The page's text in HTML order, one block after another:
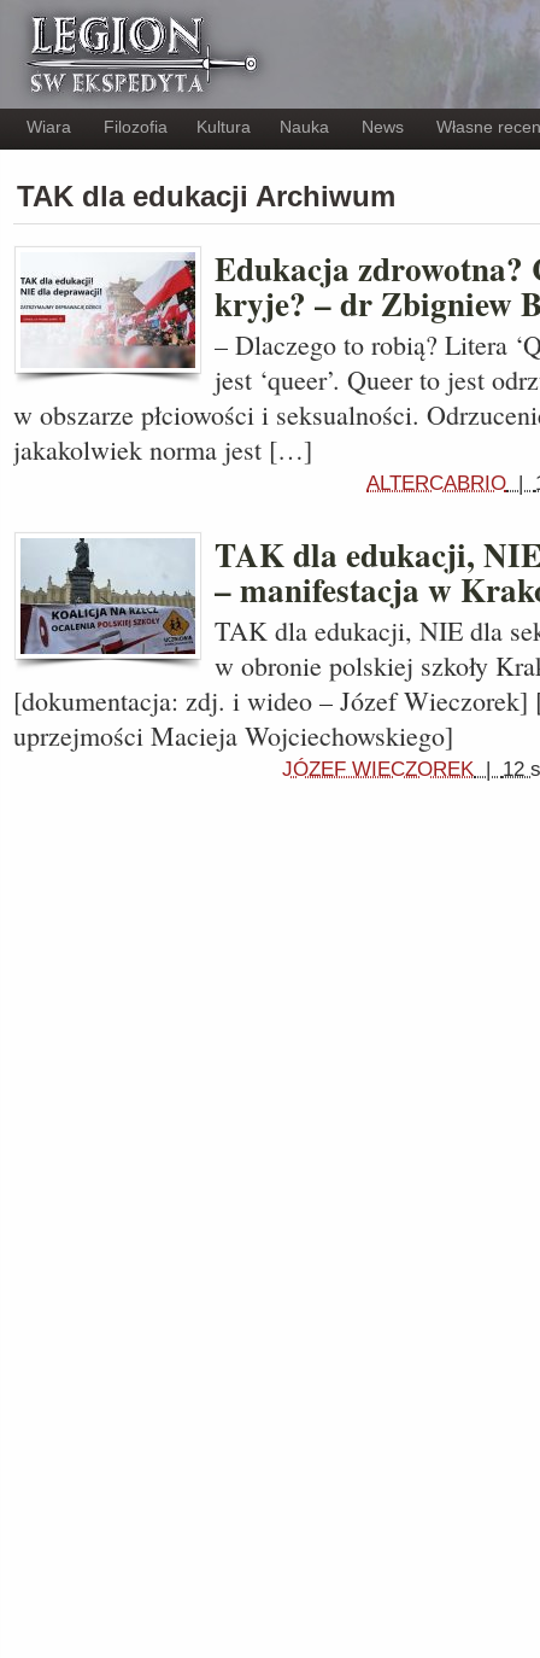
Wiara Filozofia Kultura Nauka News Własne
TAK dla edukacji Archiwum
Edukacja zdrowotna?
kryje? – dr Zbigniew
– Dlaczego to robią? Litera
jest ‘queer’. Queer to jest
w obszarze płciowości i seksualności.
jakakolwiek norma jest […]
ALTERCABRIO |
TAK dla edukacji,
– manifestacja w
TAK dla edukacji, NIE dla
w obronie polskiej szkoły
[dokumentacja: zdj. i wideo – Józef
uprzejmości Macieja Wojciechowskiego]
JÓZEF WIECZOREK | 12